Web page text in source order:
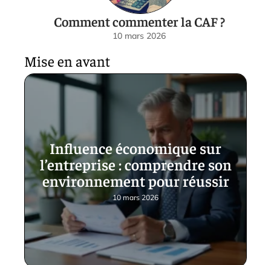
Comment commenter la CAF ?
10 mars 2026
Mise en avant
Influence économique sur
l’entreprise : comprendre son
environnement pour réussir
10 mars 2026